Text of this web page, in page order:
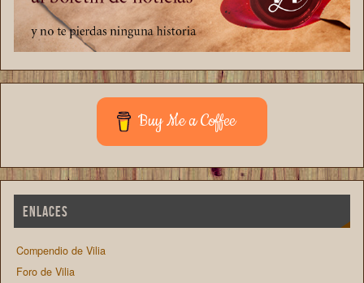
Buy Me a Coffee
ENLACES
Compendio de Vilia
Foro de Vilia